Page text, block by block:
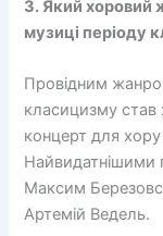
3. Який хоровий
музиці періоду
Провідним
класицизму
концерт для
Найвидатнішими
Максим
Артемій Ведель.